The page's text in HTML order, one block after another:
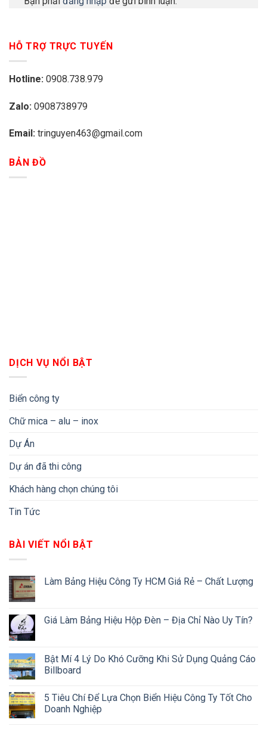
HỖ TRỢ TRỰC TUYẾN
Hotline: 0908.738.979
Zalo: 0908738979
Email: tringuyen463@gmail.com
BẢN ĐỒ
DỊCH VỤ NỔI BẬT
Biển công ty
Chữ mica – alu – inox
Dự Án
Dự án đã thi công
Khách hàng chọn chúng tôi
Tin Tức
BÀI VIẾT NỔI BẬT
Làm Bảng Hiệu Công Ty HCM Giá Rẻ – Chất Lượng
Giá Làm Bảng Hiệu Hộp Đèn – Địa Chỉ Nào Uy Tín?
Bật Mí 4 Lý Do Khó Cưỡng Khi Sử Dụng Quảng Cáo
Billboard
5 Tiêu Chí Để Lựa Chọn Biển Hiệu Công Ty Tốt Cho
Doanh Nghiệp